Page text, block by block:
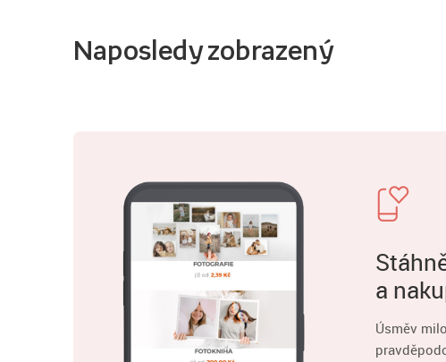
Naposledy zobrazený
a
Úsměv